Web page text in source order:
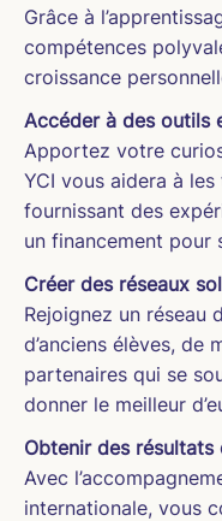
Grâce à
compétences
croissance
Accéder à des outils
Apportez votre
YCI vous aidera à
fournissant des
un financement pour
Créer des réseaux
Rejoignez un réseau
d’anciens élèves, de
partenaires qui se
donner le meilleur
Obtenir des résultats
Avec
internationale, vous